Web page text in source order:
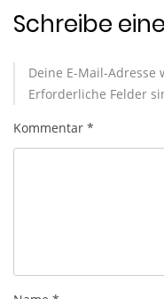
Schreibe
Deine E-Mail-
Erforderliche Felder
Kommentar *